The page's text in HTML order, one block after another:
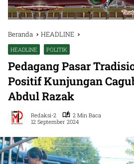
Beranda HEADLINE
HEADLINE POLITIK
Pedagang Pasar
Positif Kunjungan
Abdul Razak
Redaksi-2
2 Min Baca
12 September 2024